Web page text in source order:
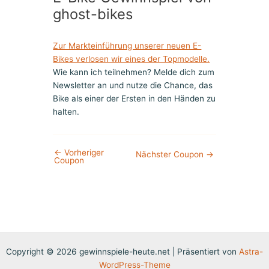
ghost-bikes
Zur Markteinführung unserer neuen E-
Bikes verlosen wir eines der Topmodelle.
Wie kann ich teilnehmen? Melde dich zum
Newsletter an und nutze die Chance, das
Bike als einer der Ersten in den Händen zu
halten.
← Vorheriger
Coupon
Nächster Coupon →
Copyright © 2026 gewinnspiele-heute.net | Präsentiert von Astra-
WordPress-Theme